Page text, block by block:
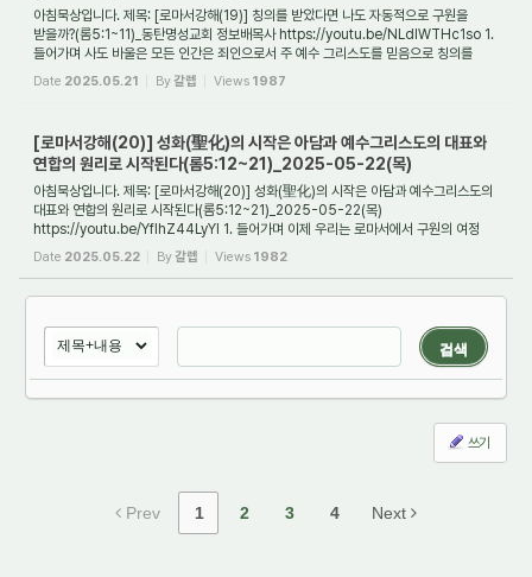
아침묵상입니다. 제목: [로마서강해(19)] 칭의를 받았다면 나도 자동적으로 구원을
받을까?(롬5:1~11)_동탄명성교회 정보배목사 https://youtu.be/NLdlWTHc1so 1.
들어가며 사도 바울은 모든 인간은 죄인으로서 주 예수 그리스도를 믿음으로 칭의를
얻는 방법 ...
Date 2025.05.21 By갈렙 Views 1987
[로마서강해(20)] 성화(聖化)의 시작은 아담과 예수그리스도의 대표와
연합의 원리로 시작된다(롬5:12~21)_2025-05-22(목)
아침묵상입니다. 제목: [로마서강해(20)] 성화(聖化)의 시작은 아담과 예수그리스도의
대표와 연합의 원리로 시작된다(롬5:12~21)_2025-05-22(목)
https://youtu.be/YfIhZ44LyYI 1. 들어가며 이제 우리는 로마서에서 구원의 여정
가운데 거룩함에 이르는 단계(...
Date 2025.05.22 By갈렙 Views 1982
검색
쓰기
Prev 1 2 3 4 Next